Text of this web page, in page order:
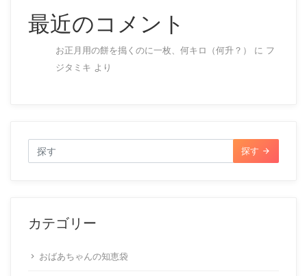
最近のコメント
お正月用の餅を搗くのに一枚、何キロ（何升？） に フ
ジタミキ より
探す
カテゴリー
おばあちゃんの知恵袋